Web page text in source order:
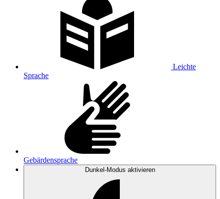
Leichte
Sprache
Gebärdensprache
Dunkel-Modus aktivieren